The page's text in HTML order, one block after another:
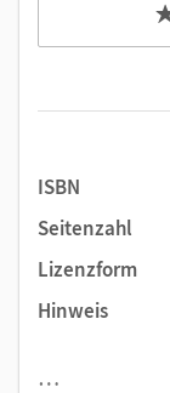
ISBN
Seitenzahl
Lizenzform
Hinweis
…